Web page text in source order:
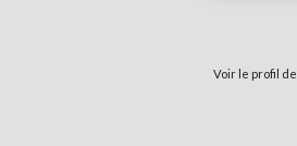
Voir le profil de